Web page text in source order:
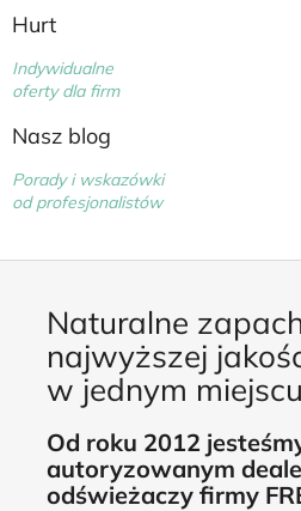
Hurt
Indywidualne
oferty dla firm
Nasz blog
Porady i wskazówki
od profesjonalistów
Naturalne
najwyższej
w jednym
Od roku 2012
autoryzowanym
odświeżaczy firmy